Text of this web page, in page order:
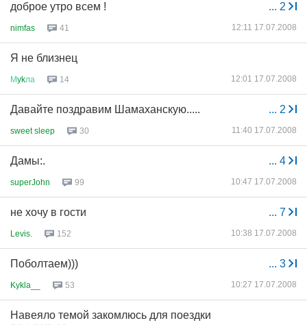
... 2
доброе утро всем !
nimfas 41 12:11 17.07.2008
Я не близнец
Мykла 14 12:01 17.07.2008
... 2
Давайте поздравим Шамаханскую.....
sweet sleep 30 11:40 17.07.2008
... 4
Дамы:.
superJohn 99 10:47 17.07.2008
... 7
не хочу в гости
Levis. 152 10:38 17.07.2008
... 3
Поболтаем)))
Kykla__ 53 10:27 17.07.2008
Навеяло темой закомлюсь для поездки